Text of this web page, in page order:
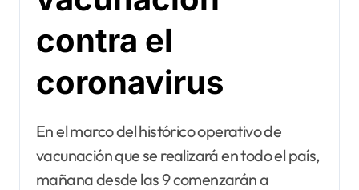
contra el
coronavirus
En el marco del histórico operativo de
vacunación que se realizará en todo el país,
mañana desde las 9 comenzarán a